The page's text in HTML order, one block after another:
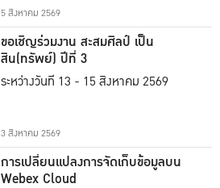
5 สิงหาคม 2569
ขอเชิญร่วมงาน สะสมศิลป์ เป็น
สิน(ทรัพย์) ปีที่ 3
ระหว่างวันที่ 13 - 15 สิงหาคม 2569
3 สิงหาคม 2569
การเปลี่ยนแปลงการจัดเก็บข้อมูลบน
Webex Cloud